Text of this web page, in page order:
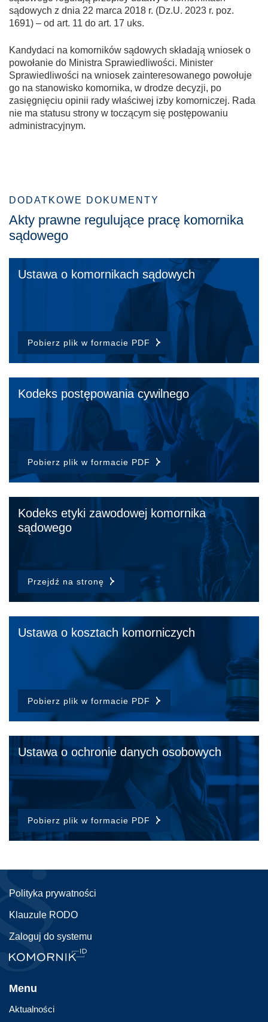
sądowych z dnia 22 marca 2018 r. (Dz.U. 2023 r. poz.
1691) – od art. 11 do art. 17 uks.
Kandydaci na komorników sądowych składają wniosek o
powołanie do Ministra Sprawiedliwości. Minister
Sprawiedliwości na wniosek zainteresowanego powołuje
go na stanowisko komornika, w drodze decyzji, po
zasięgnięciu opinii rady właściwej izby komorniczej. Rada
nie ma statusu strony w toczącym się postępowaniu
administracyjnym.
DODATKOWE DOKUMENTY
Akty prawne regulujące pracę komornika
sądowego
Ustawa o komornikach sądowych
Pobierz plik w formacie PDF
Kodeks postępowania cywilnego
Pobierz plik w formacie PDF
Kodeks etyki zawodowej komornika
sądowego
Przejdź na stronę
Ustawa o kosztach komorniczych
Pobierz plik w formacie PDF
Ustawa o ochronie danych osobowych
Pobierz plik w formacie PDF
Polityka prywatności
Klauzule RODO
Zaloguj do systemu
Menu
Aktualności
Zaloguj się
Login:
Hasło:
Zapamiętaj mnie
Zaloguj się
polityce prywatności.